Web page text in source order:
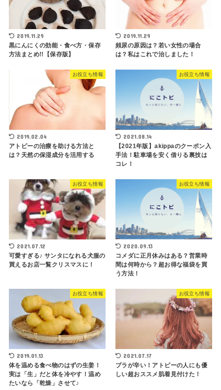
2019.11.29
黒にんにくの効能・食べ方・保存
方法まとめ!!【保存版】
2019.11.29
頻尿の原因は？若い女性の場合
は？私はこれで治しました！
お役立ち情報
2019.02.04
アトピーの治療を助ける方法と
は？天然の保湿成分を活用する
お役立ち情報
2021.08.14
【2021年版】akippaのクーポン入
手法！駐車場を安く借りる裏技は
コレ！
お役立ち情報
2021.07.12
可愛すぎる♪ サンタになれる犬服の
買えるお店一覧クリスマスに！
お役立ち情報
2020.09.13
コメダに正月休みはある？営業時
間は何時から？超お得な福袋を買
う方法！
お役立ち情報
2019.01.13
体を温める食べ物のはずの生姜！
実は「生」だと体を冷やす！温め
たいなら「乾燥」させて♪
お役立ち情報
2021.07.17
ブラが辛い！アトピーの人にも優
しい超おススメ肌着見付けた！